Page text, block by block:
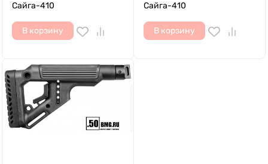
Сайга-410
В корзину
Сайга-410
В корзину